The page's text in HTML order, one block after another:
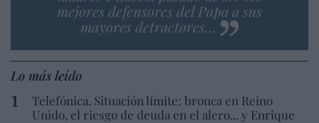
mejores defensores del Papa a sus
mayores detractores…
Lo más leído
Telefónica. Situación límite: bronca en Reino
Unido, el riesgo de deuda en el alero... y Enrique